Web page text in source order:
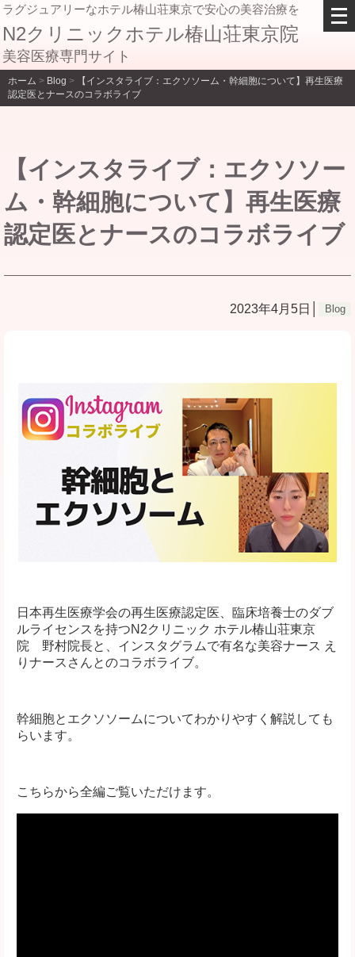
ラグジュアリーなホテル椿山荘東京で安心の美容治療を
N2クリニックホテル椿山荘東京院
美容医療専門サイト
ホーム > Blog >
【インスタライブ：エクソソーム・幹細胞について】再生医療
認定医とナースのコラボライブ
【インスタライブ：エクソソー
ム・幹細胞について】再生医療
認定医とナースのコラボライブ
2023年4月5日│ Blog
日本再生医療学会の再生医療認定医、臨床培養士のダブ
ルライセンスを持つN2クリニック ホテル椿山荘東京
院 野村院長と、インスタグラムで有名な美容ナース え
りナースさんとのコラボライブ。
幹細胞とエクソソームについてわかりやすく解説しても
らいます。
こちらから全編ご覧いただけます。
メ
ニ
を
く